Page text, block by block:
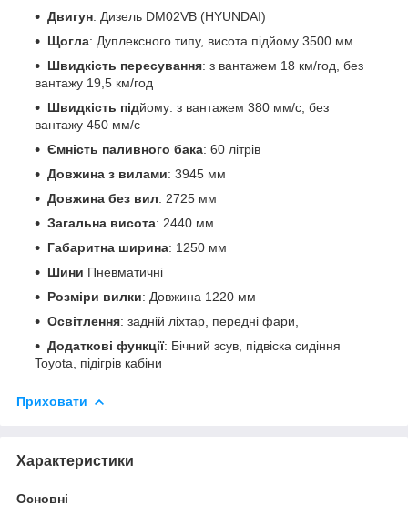
Двигун: Дизель DM02VB (HYUNDAI)
Щогла: Дуплексного типу, висота підйому 3500 мм
Швидкість пересування: з вантажем 18 км/год, без
вантажу 19,5 км/год
Швидкість підйому: з вантажем 380 мм/с, без
вантажу 450 мм/с
Ємність паливного бака: 60 літрів
Довжина з вилами: 3945 мм
Довжина без вил: 2725 мм
Загальна висота: 2440 мм
Габаритна ширина: 1250 мм
Шини Пневматичні
Розміри вилки: Довжина 1220 мм
Освітлення: задній ліхтар, передні фари,
Додаткові функції: Бічний зсув, підвіска сидіння
Toyota, підігрів кабіни
Приховати
Характеристики
Основні